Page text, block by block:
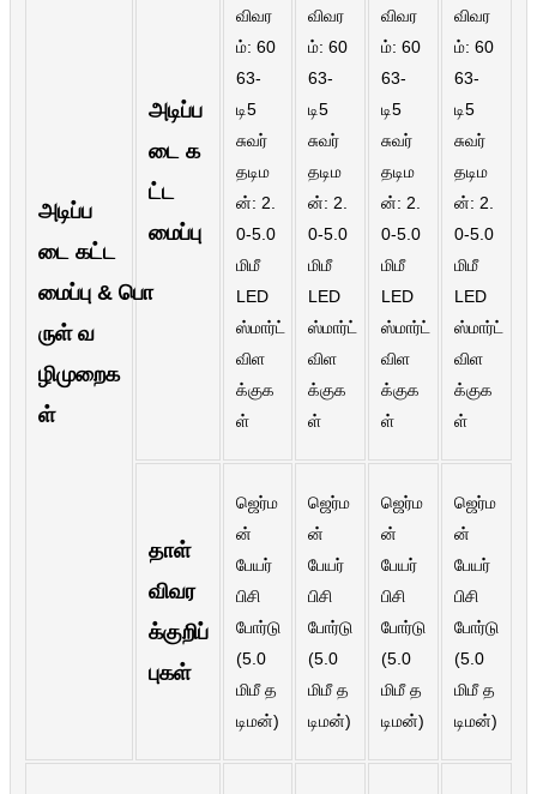
ქართველი
Latin
Română
ខ្មែរ
Maori
Deutsch
Cymraeg
அடிப்ப
டை கட்ட
மைப்பு & பொ
ருள் வ
ழிமுறைக
ள்
அடிப்ப
டை க
ட்ட
மைப்பு
விவர
ம்: 60
63-
டி5
சுவர்
தடிம
ன்: 2.
0-5.0
மிமீ
LED
ஸ்மார்ட்
விள
க்குக
ள்
விவர
ம்: 60
63-
டி5
சுவர்
தடிம
ன்: 2.
0-5.0
மிமீ
LED
ஸ்மார்ட்
விள
க்குக
ள்
விவர
ம்: 60
63-
டி5
சுவர்
தடிம
ன்: 2.
0-5.0
மிமீ
LED
ஸ்மார்ட்
விள
க்குக
ள்
விவர
ம்: 60
63-
டி5
சுவர்
தடிம
ன்: 2.
0-5.0
மிமீ
LED
ஸ்மார்ட்
விள
க்குக
ள்
தாள்
விவர
க்குறிப்
புகள்
ஜெர்ம
ன்
பேயர்
பிசி
போர்டு
(5.0
மிமீ த
டிமன்)
ஜெர்ம
ன்
பேயர்
பிசி
போர்டு
(5.0
மிமீ த
டிமன்)
ஜெர்ம
ன்
பேயர்
பிசி
போர்டு
(5.0
மிமீ த
டிமன்)
ஜெர்ம
ன்
பேயர்
பிசி
போர்டு
(5.0
மிமீ த
டிமன்)